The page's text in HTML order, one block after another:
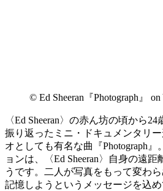
©︎ Ed Sheeran『Photograph』 on
〈Ed Sheeran〉の赤ん坊の頃から
振り返ったミニ・ドキュメンタリ
オとしても有名な曲『Photograph
ョンは、〈Ed Sheeran〉自身の遠
うです。二人が写真をもって変わ
記憶しようというメッセージを込め